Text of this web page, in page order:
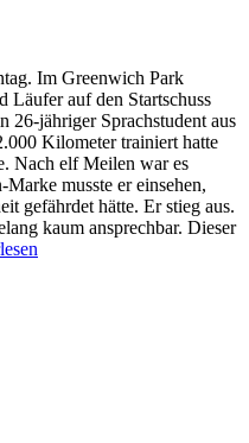
Im Greenwich Park
Läufer auf den Startschuss
26-jähriger Sprachstudent aus
Kilometer trainiert hatte
Nach elf Meilen war es
musste er einsehen,
gefährdet hätte. Er stieg aus.
kaum ansprechbar. Dieser